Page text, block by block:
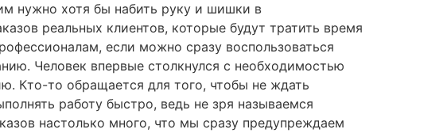
нужно хотя бы набить руку и шишки в
реальных клиентов, которые будут тратить время
если можно сразу воспользоваться
Человек впервые столкнулся с необходимостью
Кто-то обращается для того, чтобы не ждать
работу быстро, ведь не зря называемся
настолько много, что мы сразу предупреждаем